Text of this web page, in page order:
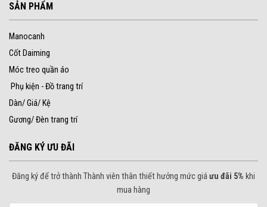
SẢN PHẨM
Manocanh
Cốt Daiming
Móc treo quần áo
Phụ kiện - Đồ trang trí
Dàn/ Giá/ Kệ
Gương/ Đèn trang trí
ĐĂNG KÝ ƯU ĐÃI
Đăng ký để trở thành Thành viên thân thiết hưởng mức giáưu đãi 5% khi
mua hàng